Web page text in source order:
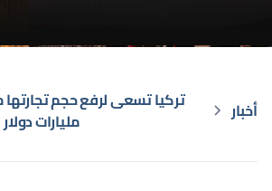
أخبار
مليارات دولار